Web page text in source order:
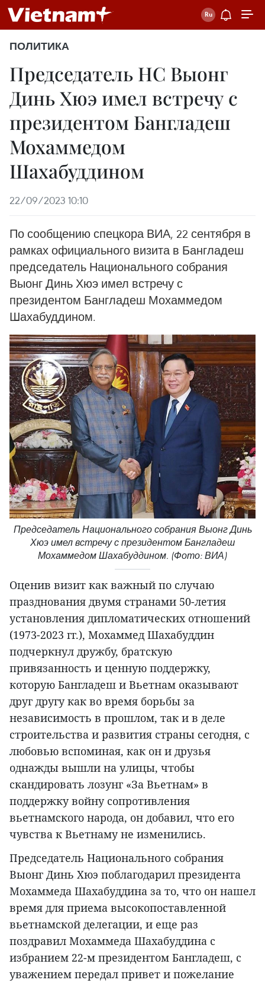
ПОЛИТИКА
Председатель НC Выонг
Динь Хюэ имел встречу с
президентом Бангладеш
Мохаммедом
Шахабуддином
22/09/2023 10:10
По сообщению спецкора ВИА, 22 сентября в
рамках официального визита в Бангладеш
председатель Национального собрания
Выонг Динь Хюэ имел встречу с
президентом Бангладеш Мохаммедом
Шахабуддином.
Председатель Национального собрания Выонг Динь
Хюэ имел встречу с президентом Бангладеш
Мохаммедом Шахабуддином. (Фото: ВИА)
Оценив визит как важный по случаю
празднования двумя странами 50-летия
установления дипломатических отношений
(1973-2023 гг.), Мохаммед Шахабуддин
подчеркнул дружбу, братскую
привязанность и ценную поддержку,
которую Бангладеш и Вьетнам оказывают
друг другу как во время борьбы за
независимость в прошлом, так и в деле
строительства и развития страны сегодня, с
любовью вспоминая, как он и друзья
однажды вышли на улицы, чтобы
скандировать лозунг «За Вьетнам» в
поддержку войну сопротивления
вьетнамского народа, он добавил, что его
чувства к Вьетнаму не изменились.
Председатель Национального собрания
Выонг Динь Хюэ поблагодарил президента
Мохаммеда Шахабуддина за то, что он нашел
время для приема высокопоставленной
вьетнамской делегации, и еще раз
поздравил Мохаммеда Шахабуддина с
избранием 22-м президентом Бангладеш, с
уважением передал привет и пожелание